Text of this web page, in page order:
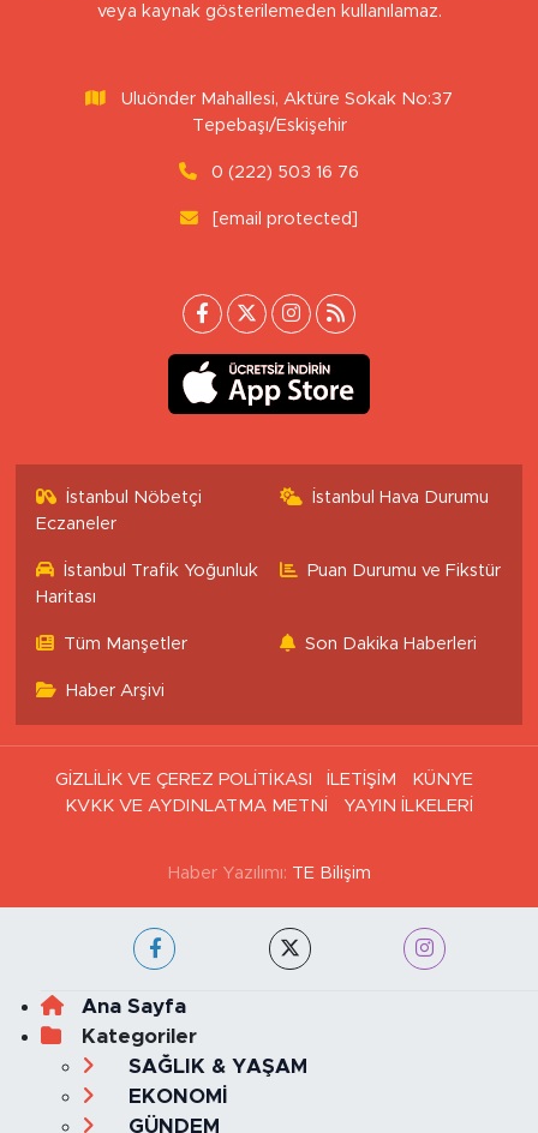
veya kaynak gösterilemeden kullanılamaz.
Uluönder Mahallesi, Aktüre Sokak No:37
Tepebaşı/Eskişehir
0 (222) 503 16 76
[email protected]
İstanbul Nöbetçi
Eczaneler
İstanbul Hava Durumu
İstanbul Trafik Yoğunluk
Haritası
Puan Durumu ve Fikstür
Tüm Manşetler Son Dakika Haberleri
Haber Arşivi
GİZLİLİK VE ÇEREZ POLİTİKASI İLETİŞİM
KÜNYE
KVKK VE AYDINLATMA METNİ
YAYIN İLKELERİ
Haber Yazılımı: TE Bilişim
Ana Sayfa
Kategoriler
SAĞLIK & YAŞAM
EKONOMİ
GÜNDEM